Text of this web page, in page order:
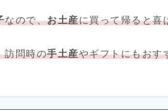
なので、お土産に買って帰ると喜
訪問時の手土産やギフトにもおす